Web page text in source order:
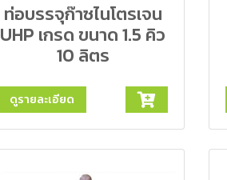
ท่อบรรจุก๊าซไนโตรเจน
UHP เกรด ขนาด 1.5 คิว
10 ลิตร
ดูรายละเอียด